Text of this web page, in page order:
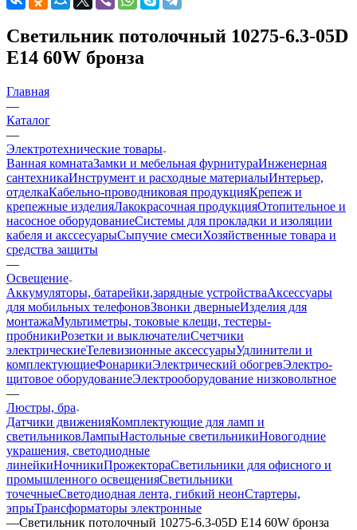
Светильник потолочный 10275-6.3-05D
E14 60W бронза
Главная
—
Каталог
—
Электротехнические товары
Ванная комнатаЗамки и мебельная фурнитураИнженерная
сантехникаИнструмент и расходные материалыИнтерьер,
отделкаКабельно-проводниковая продукцияКрепеж и
крепежные изделияЛакокрасочная продукцияОтопительное и
насосное оборудованиеСистемы для прокладки и изоляции
кабеля и акссесуарыСыпучие смесиХозяйственные товара и
средства защиты
—
Освещение
Аккумуляторы, батарейки,зарядные устройстваАксессуары
для мобильных телефоновЗвонки дверныеИзделия для
монтажаМультиметры, токовые клещи, тестеры-
пробникиРозетки и выключателиСчетчики
электрическиеТелевизионные аксессуарыУдлинители и
комплектующиеФонарикиЭлектрический обогревЭлектро-
щитовое оборудованиеЭлектрооборудование низковольтное
—
Люстры, бра
Датчики движенияКомплектующие для ламп и
светильниковЛампыНастольные светильникиНовогодние
украшения, светодиодные
линейкиНочникиПрожектораСветильники для офисного и
промышленного освещенияСветильники
точечныеСветодиодная лента, гибкий неонСтартеры,
эпрыТрансформаторы электронные
—Светильник потолочный 10275-6.3-05D E14 60W бронза